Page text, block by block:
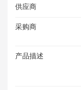
供应商
采购商
产品描述